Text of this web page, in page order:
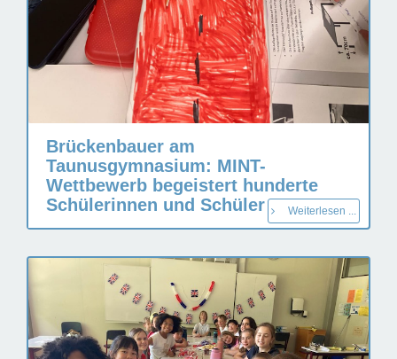
Brückenbauer am
Taunusgymnasium: MINT-
Wettbewerb begeistert hunderte
Schülerinnen und Schüler
Weiterlesen ...